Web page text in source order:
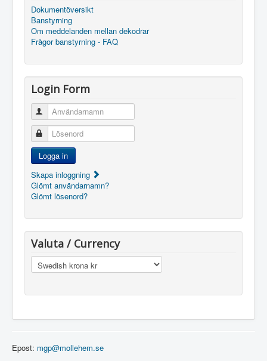
Dokumentöversikt
Banstyrning
Om meddelanden mellan dekodrar
Frågor banstyrning - FAQ
Login Form
Användarnamn
Lösenord
Logga in
Skapa inloggning
Glömt användarnamn?
Glömt lösenord?
Valuta / Currency
Epost: mgp@mollehem.se